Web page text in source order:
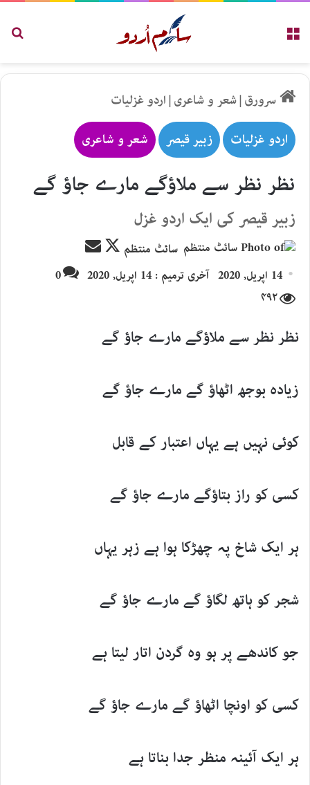
سرورق|شعر و شاعری|اردو غزلیات
اردو غزلیات زبیر قیصر شعر و شاعری
نظر نظر سے ملاؤگے مارے جاؤ گے
زبیر قیصر کی ایک اردو غزل
سائٹ منتظم
Follow
X
Send
email
14 اپریل, 2020 آخری ترمیم : 14 اپریل, 2020
0
۴۹۲
نظر نظر سے ملاؤگے مارے جاؤ گے
زیادہ بوجھ اٹھاؤ گے مارے جاؤ گے
کوئی نہیں ہے یہاں اعتبار کے قابل
کسی کو راز بتاؤگے مارے جاؤ گے
ہر ایک شاخ پہ چھڑکا ہوا ہے زہر یہاں
شجر کو ہاتھ لگاؤ گے مارے جاؤ گے
جو کاندھے پر ہو وہ گردن اتار لیتا ہے
کسی کو اونچا اٹھاؤ گے مارے جاؤ گے
ہر ایک آئینہ منظر جدا بناتا ہے